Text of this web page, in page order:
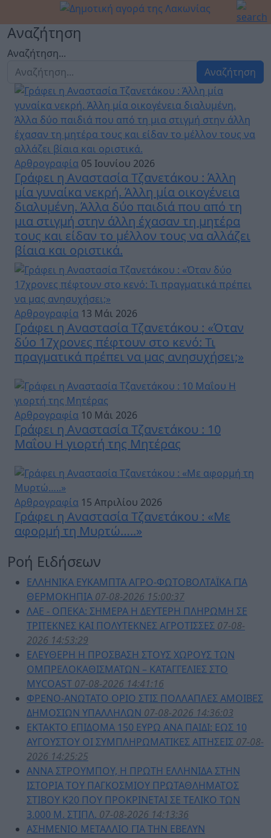
Αναζήτηση
Αναζήτηση...
Αναζήτηση
Αρθρογραφία 05 Ιουνίου 2026
Γράφει η Αναστασία Τζανετάκου : Άλλη
μία γυναίκα νεκρή. Άλλη μία οικογένεια
διαλυμένη. Άλλα δύο παιδιά που από τη
μια στιγμή στην άλλη έχασαν τη μητέρα
τους και είδαν το μέλλον τους να αλλάζει
βίαια και οριστικά.
Αρθρογραφία 13 Μάι 2026
Γράφει η Αναστασία Τζανετάκου : «Όταν
δύο 17χρονες πέφτουν στο κενό: Τι
πραγματικά πρέπει να μας ανησυχήσει;»
Αρθρογραφία 10 Μάι 2026
Γράφει η Αναστασία Τζανετάκου : 10
Μαΐου Η γιορτή της Μητέρας
Αρθρογραφία 15 Απριλίου 2026
Γράφει η Αναστασία Τζανετάκου : «Με
αφορμή τη Μυρτώ…..»
Ροή Ειδήσεων
ΕΛΛΗΝΙΚΆ ΕΎΚΑΜΠΤΑ ΑΓΡΟ-ΦΩΤΟΒΟΛΤΑΪΚΆ ΓΙΑ
ΘΕΡΜΟΚΉΠΙΑ 07-08-2026 15:00:37
ΛΑΕ - ΟΠΕΚΑ: ΣΉΜΕΡΑ Η ΔΕΎΤΕΡΗ ΠΛΗΡΩΜΉ ΣΕ
ΤΡΊΤΕΚΝΕΣ ΚΑΙ ΠΟΛΎΤΕΚΝΕΣ ΑΓΡΌΤΙΣΣΕΣ 07-08-
2026 14:53:29
ΕΛΕΎΘΕΡΗ Η ΠΡΌΣΒΑΣΗ ΣΤΟΥΣ ΧΏΡΟΥΣ ΤΩΝ
ΟΜΠΡΕΛΟΚΑΘΙΣΜΆΤΩΝ – ΚΑΤΑΓΓΕΛΊΕΣ ΣΤΟ
MYCOAST 07-08-2026 14:41:16
ΦΡΈΝΟ-ΑΝΏΤΑΤΟ ΌΡΙΟ ΣΤΙΣ ΠΟΛΛΑΠΛΈΣ ΑΜΟΙΒΈΣ
ΔΗΜΟΣΊΩΝ ΥΠΑΛΛΉΛΩΝ 07-08-2026 14:36:03
ΈΚΤΑΚΤΟ ΕΠΊΔΟΜΑ 150 ΕΥΡΏ ΑΝΆ ΠΑΙΔΊ: ΈΩΣ 10
ΑΥΓΟΎΣΤΟΥ ΟΙ ΣΥΜΠΛΗΡΩΜΑΤΙΚΈΣ ΑΙΤΉΣΕΙΣ 07-08-
2026 14:25:25
ΆΝΝΑ ΣΤΡΟΎΜΠΟΥ, Η ΠΡΏΤΗ ΕΛΛΗΝΊΔΑ ΣΤΗΝ
ΙΣΤΟΡΊΑ ΤΟΥ ΠΑΓΚΌΣΜΙΟΥ ΠΡΩΤΑΘΛΉΜΑΤΟΣ
ΣΤΊΒΟΥ Κ20 ΠΟΥ ΠΡΟΚΡΊΝΕΤΑΙ ΣΕ ΤΕΛΙΚΌ ΤΩΝ
3.000 Μ. ΣΤΙΠΛ. 07-08-2026 14:13:36
ΑΣΗΜΈΝΙΟ ΜΕΤΆΛΛΙΟ ΓΙΑ ΤΗΝ ΈΒΕΛΥΝ